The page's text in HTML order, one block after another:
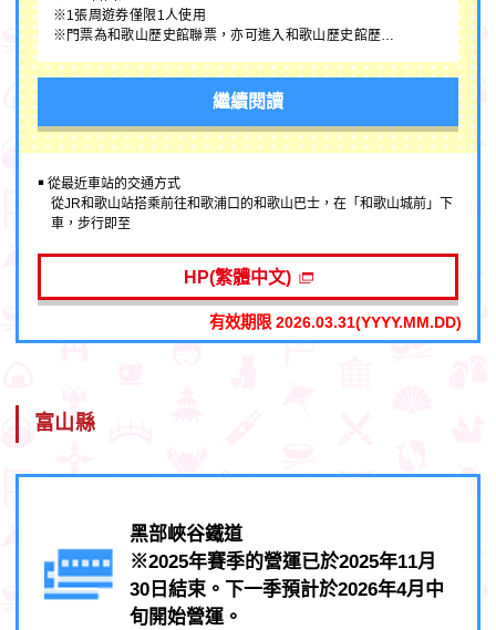
※1張周遊券僅限1人使用
※門票為和歌山歷史館聯票，亦可進入和歌山歷史館歷…
繼續閱讀
￭ 從最近車站的交通方式
從JR和歌山站搭乘前往和歌浦口的和歌山巴士，在「和歌山城前」下
車，步行即至
HP(繁體中文)
有效期限 2026.03.31(YYYY.MM.DD)
富山縣
黑部峽谷鐵道
※2025年賽季的營運已於2025年11月
30日結束。下一季預計於2026年4月中
旬開始營運。